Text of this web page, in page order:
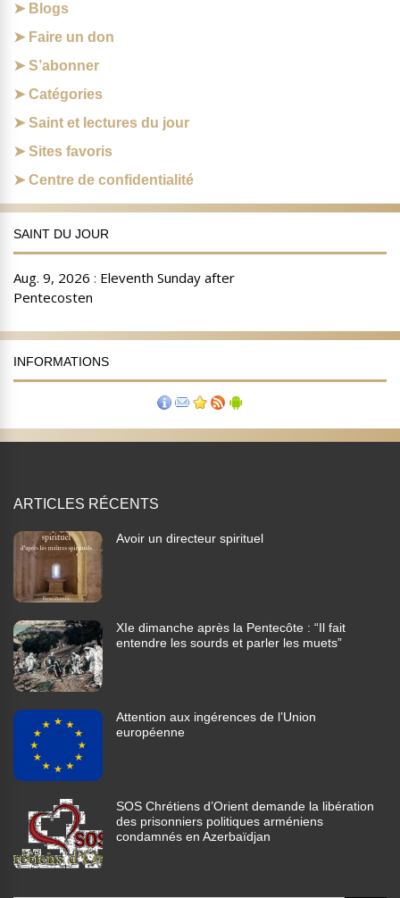
Blogs
Faire un don
S’abonner
Catégories
Saint et lectures du jour
Sites favoris
Centre de confidentialité
SAINT DU JOUR
INFORMATIONS
ARTICLES RÉCENTS
Avoir un directeur spirituel
XIe dimanche après la Pentecôte : “Il fait
entendre les sourds et parler les muets”
Attention aux ingérences de l’Union
européenne
SOS Chrétiens d’Orient demande la libération
des prisonniers politiques arméniens
condamnés en Azerbaïdjan